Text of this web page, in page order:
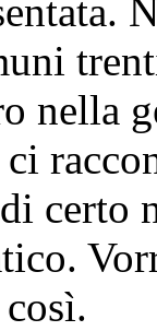
nella
certo